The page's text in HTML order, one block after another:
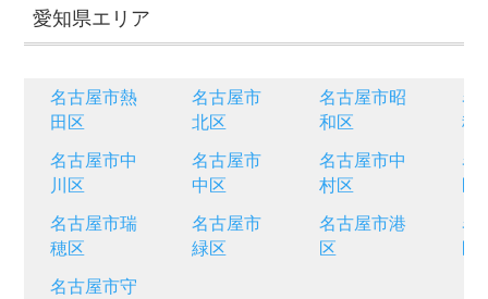
愛知県エリア
名古屋市熱
田区
名古屋市
北区
名古屋市昭
和区
名
種
名古屋市中
川区
名古屋市
中区
名古屋市中
村区
名
名古屋市瑞
穂区
名古屋市
緑区
名古屋市港
区
名
名古屋市守